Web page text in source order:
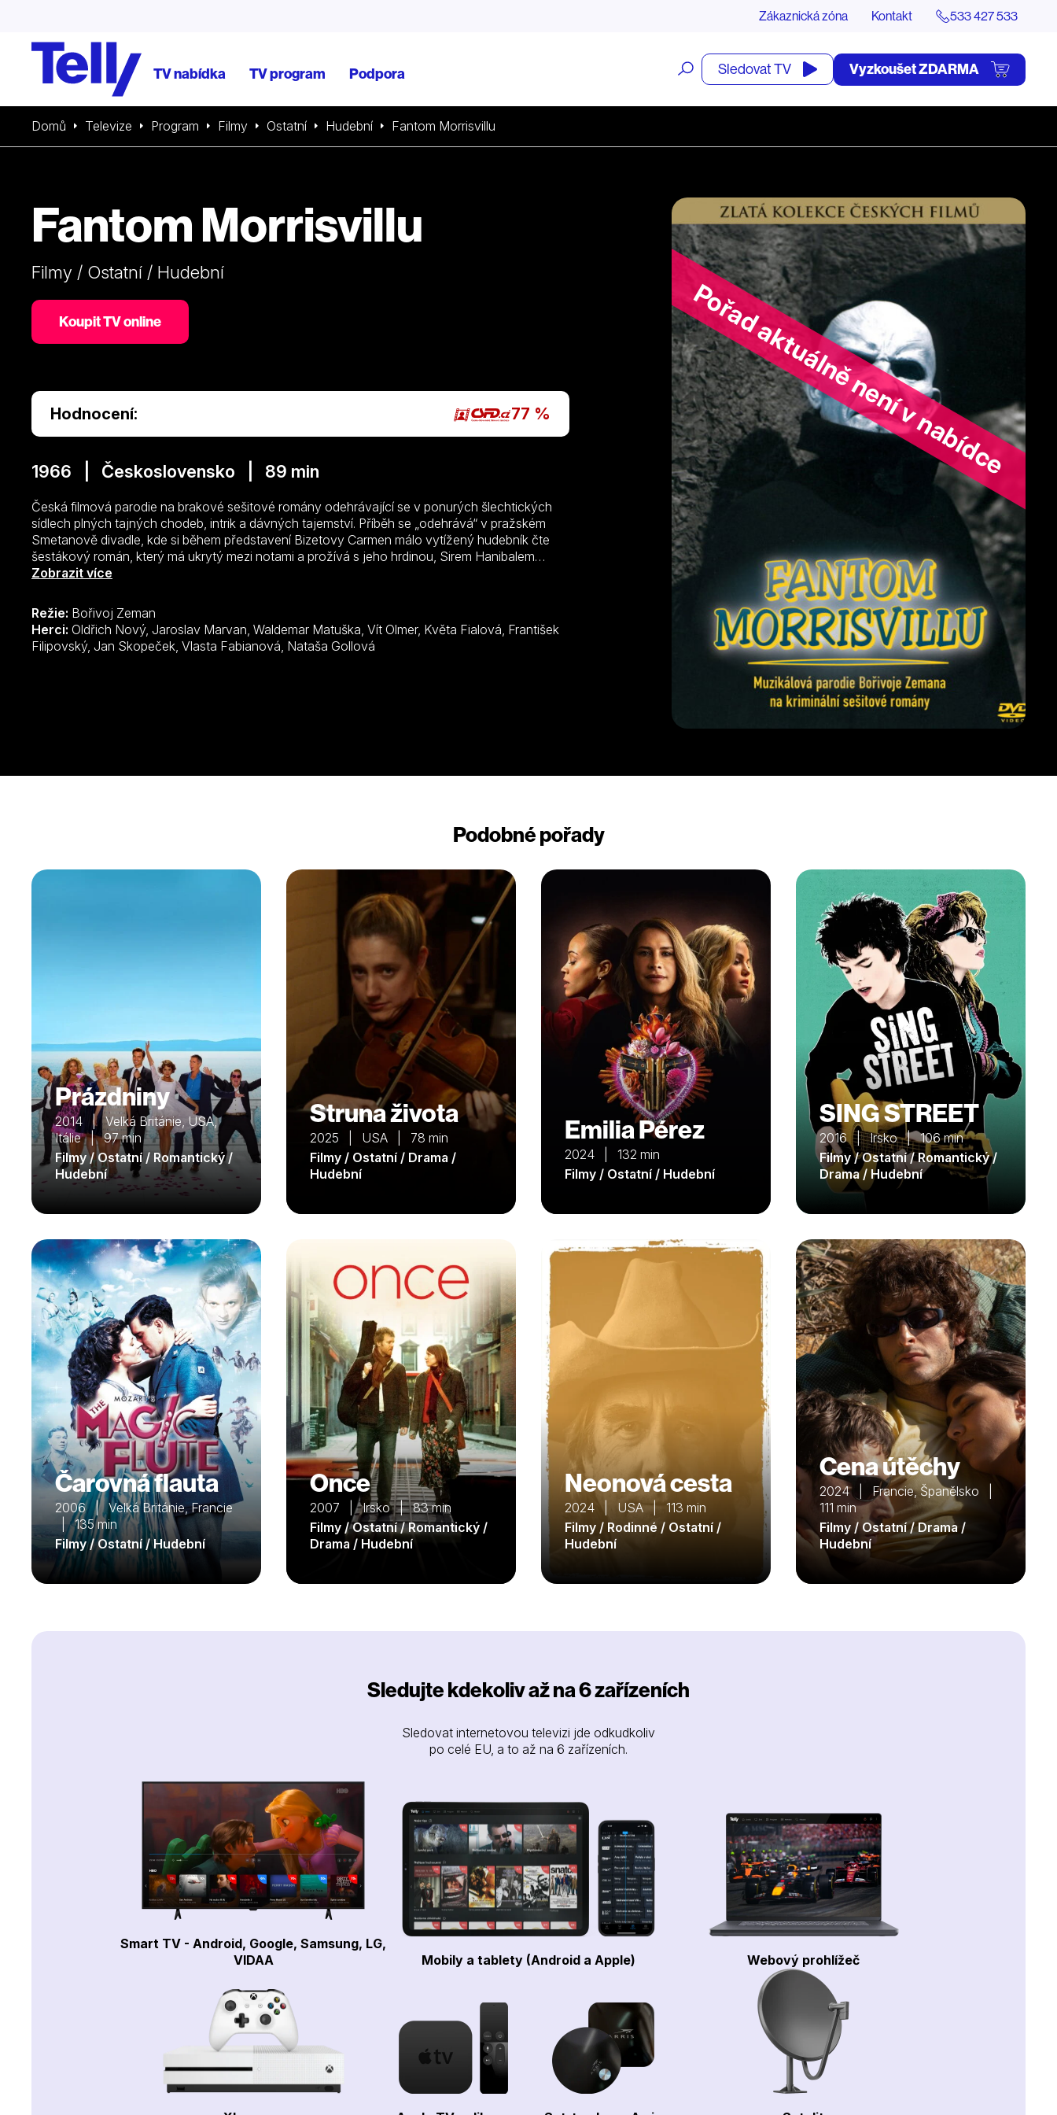
Zákaznická zóna Kontakt 533 427 533
TV nabídka TV program Podpora
Otevřít
vyhledávání
Sledovat TV Vyzkoušet ZDARMA
Domů Televize Program Filmy Ostatní Hudební Fantom Morrisvillu
Pořad aktuálně není v nabídce
Fantom Morrisvillu
Filmy / Ostatní / Hudební
Koupit TV online
Hodnocení: 77 %
1966 | Československo | 89 min
Česká filmová parodie na brakové sešitové romány odehrávající se v ponurých šlechtických
sídlech plných tajných chodeb, intrik a dávných tajemství. Příběh se „odehrává“ v pražském
Smetanově divadle, kde si během představení Bizetovy Carmen málo vytížený hudebník čte
šestákový román, který má ukrytý mezi notami a prožívá s jeho hrdinou, Sirem Hanibalem
Morrisem, neuvěřitelné dobrodružství. Dobrodruh Manuel Diaz je těsně před popravou
Morrisville, kde se chystá svatba Sira Hanibala s krásnou Clarence. Nikdo z přítomných netuší,
že krásná nevěsta dosud je Diazovou manželkou…
Zobrazit více
Režie: Bořivoj Zeman
Herci:
Filipovský, Jan Skopeček, Vlasta Fabianová, Nataša Gollová
Podobné pořady
Prázdniny
2014 | Velká Británie, USA,
Itálie | 97 min
Filmy / Ostatní / Romantický /
Hudební
Struna života
2025 | USA | 78 min
Filmy / Ostatní / Drama /
Hudební
Emilia Pérez
2024 | 132 min
Filmy / Ostatní / Hudební
SING STREET
2016 | Irsko | 106 min
Filmy / Ostatní / Romantický /
Drama / Hudební
Čarovná flauta
2006 | Velká Británie, Francie
| 135 min
Filmy / Ostatní / Hudební
Once
2007 | Irsko | 83 min
Filmy / Ostatní / Romantický /
Drama / Hudební
Neonová cesta
2024 | USA | 113 min
Filmy / Rodinné / Ostatní /
Hudební
Cena útěchy
2024 | Francie, Španělsko |
111 min
Filmy / Ostatní / Drama /
Hudební
Sledujte kdekoliv až na 6 zařízeních
Sledovat internetovou televizi jde odkudkoliv
po celé EU, a to až na 6 zařízeních.
Smart TV - Android, Google, Samsung, LG,
VIDAA
Mobily a tablety (Android a Apple) Webový prohlížeč